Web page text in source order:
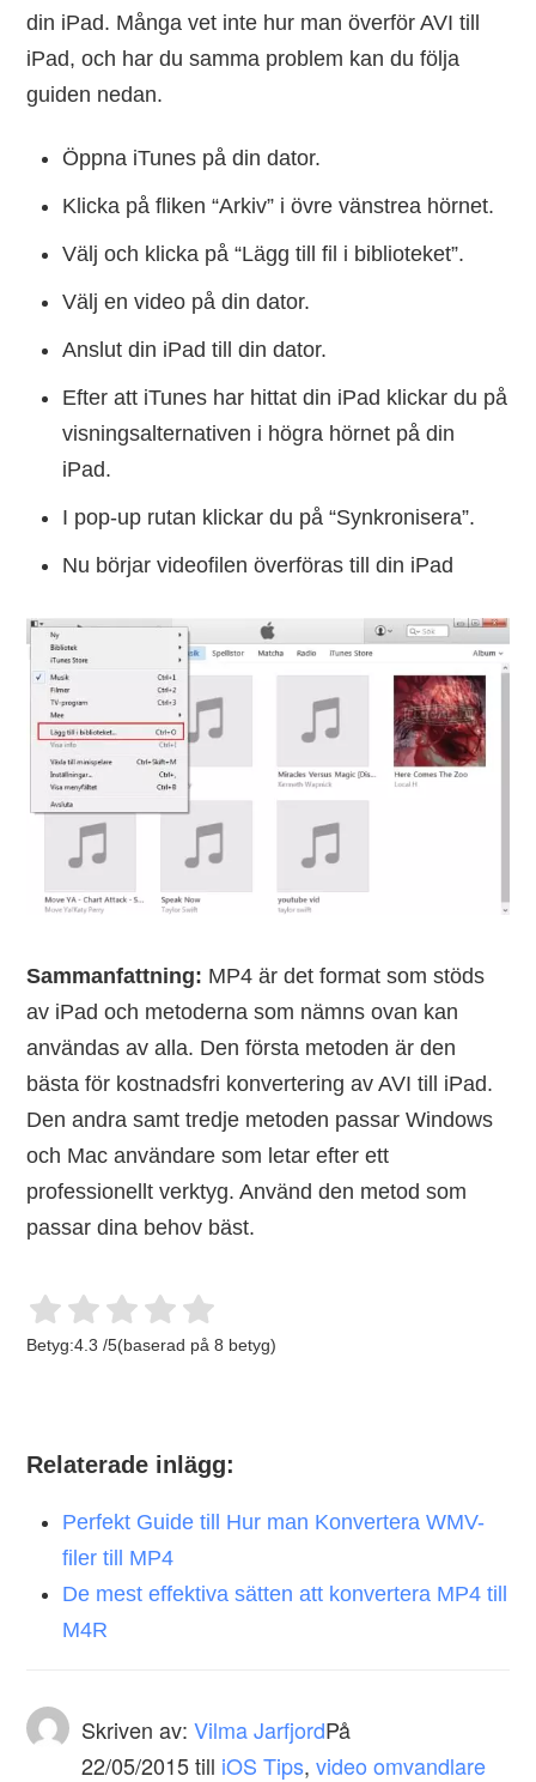
din iPad. Många vet inte hur man överför AVI till
iPad, och har du samma problem kan du följa
guiden nedan.
Öppna iTunes på din dator.
Klicka på fliken “Arkiv” i övre vänstrea hörnet.
Välj och klicka på “Lägg till fil i biblioteket”.
Välj en video på din dator.
Anslut din iPad till din dator.
Efter att iTunes har hittat din iPad klickar du på
visningsalternativen i högra hörnet på din
iPad.
I pop-up rutan klickar du på “Synkronisera”.
Nu börjar videofilen överföras till din iPad
Sammanfattning: MP4 är det format som stöds
av iPad och metoderna som nämns ovan kan
användas av alla. Den första metoden är den
bästa för kostnadsfri konvertering av AVI till iPad.
Den andra samt tredje metoden passar Windows
och Mac användare som letar efter ett
professionellt verktyg. Använd den metod som
passar dina behov bäst.
Betyg:4.3 /5(baserad på8 betyg)
Relaterade inlägg:
Perfekt Guide till Hur man Konvertera WMV-
filer till MP4
De mest effektiva sätten att konvertera MP4 till
M4R
Skriven av: Vilma JarfjordPå
22/05/2015 till iOS Tips,video omvandlare